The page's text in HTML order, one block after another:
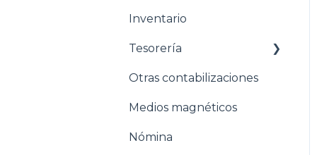
Compras
Estructuración Ventas
Estructuración
Tesorería
Inventario
Tesorería
Conciliacion bancaria
Otras contabilizaciones
Medios magnéticos
Nómina